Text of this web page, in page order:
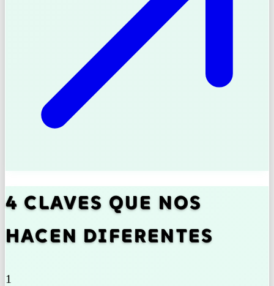
4 CLAVES QUE NOS
HACEN DIFERENTES
1